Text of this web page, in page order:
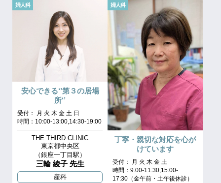
婦人科
安心できる‘’第３の居場
所‘’
受付： 月 火 木 金 土 日
時間：10:00-13:00,14:30-19:00
THE THIRD CLINIC
東京都中央区
（銀座一丁目駅）
三輪 綾子 先生
産科
婦人科
丁寧・親切な対応を心が
けています
受付： 月 火 木 金 土
時間：9:00-11:30,15:00-
17:30（金午前・土午後休診）